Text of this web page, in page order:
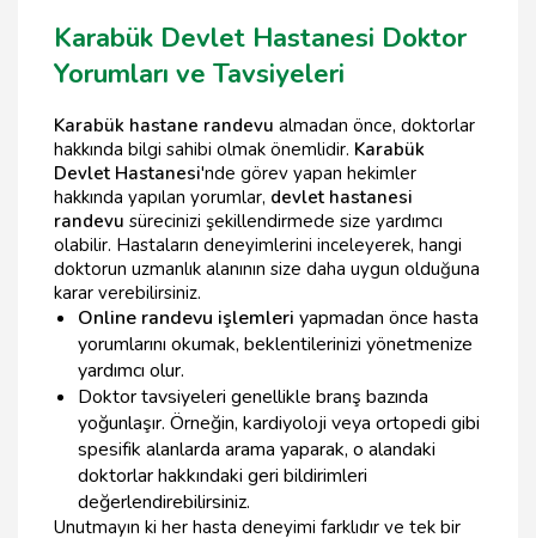
Karabük Devlet Hastanesi Doktor
Yorumları ve Tavsiyeleri
Karabük hastane randevu almadan önce, doktorlar
hakkında bilgi sahibi olmak önemlidir. Karabük
Devlet Hastanesi'nde görev yapan hekimler
hakkında yapılan yorumlar, devlet hastanesi
randevu sürecinizi şekillendirmede size yardımcı
olabilir. Hastaların deneyimlerini inceleyerek, hangi
doktorun uzmanlık alanının size daha uygun olduğuna
karar verebilirsiniz.
Online randevu işlemleri yapmadan önce hasta
yorumlarını okumak, beklentilerinizi yönetmenize
yardımcı olur.
Doktor tavsiyeleri genellikle branş bazında
yoğunlaşır. Örneğin, kardiyoloji veya ortopedi gibi
spesifik alanlarda arama yaparak, o alandaki
doktorlar hakkındaki geri bildirimleri
değerlendirebilirsiniz.
Unutmayın ki her hasta deneyimi farklıdır ve tek bir